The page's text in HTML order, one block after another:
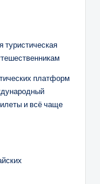
туристическая
платформ
и всё чаще